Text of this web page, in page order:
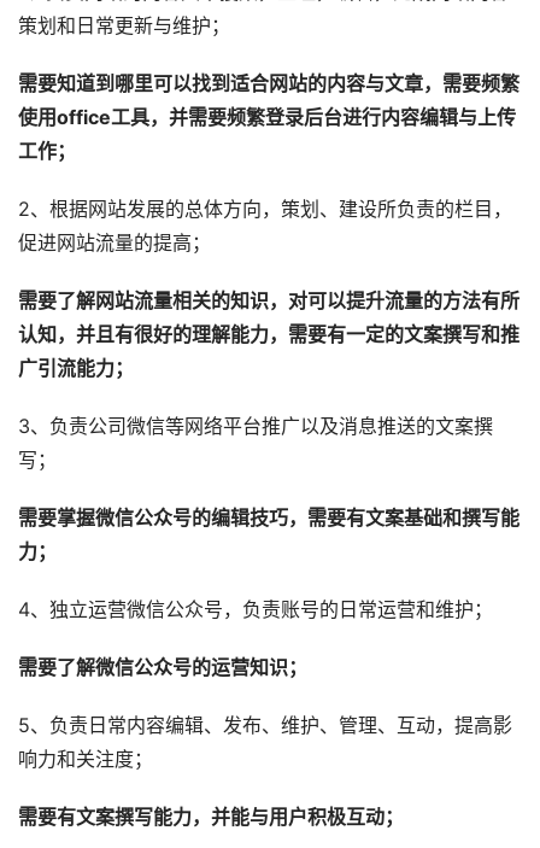
策划和日常更新与维护；
需要知道到哪里可以找到适合网站的内容与文章，需要频繁
使用office工具，并需要频繁登录后台进行内容编辑与上传
工作；
2、根据网站发展的总体方向，策划、建设所负责的栏目，
促进网站流量的提高；
需要了解网站流量相关的知识，对可以提升流量的方法有所
认知，并且有很好的理解能力，需要有一定的文案撰写和推
广引流能力；
3、负责公司微信等网络平台推广以及消息推送的文案撰
写；
需要掌握微信公众号的编辑技巧，需要有文案基础和撰写能
力；
4、独立运营微信公众号，负责账号的日常运营和维护；
需要了解微信公众号的运营知识；
5、负责日常内容编辑、发布、维护、管理、互动，提高影
响力和关注度；
需要有文案撰写能力，并能与用户积极互动；